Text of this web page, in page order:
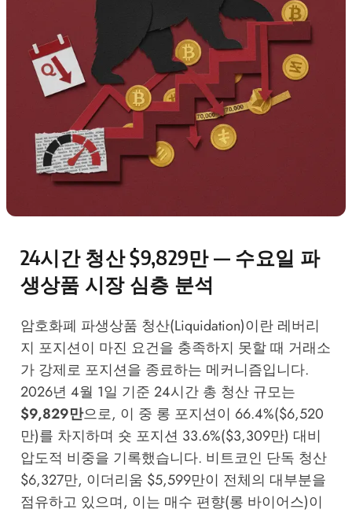
24시간 청산 $9,829만 — 수요일 파
생상품 시장 심층 분석
암호화폐 파생상품 청산(Liquidation)이란 레버리
지 포지션이 마진 요건을 충족하지 못할 때 거래소
가 강제로 포지션을 종료하는 메커니즘입니다.
2026년 4월 1일 기준 24시간 총 청산 규모는
$9,829만으로, 이 중 롱 포지션이 66.4%($6,520
만)를 차지하며 숏 포지션 33.6%($3,309만) 대비
압도적 비중을 기록했습니다. 비트코인 단독 청산
$6,327만, 이더리움 $5,599만이 전체의 대부분을
점유하고 있으며, 이는 매수 편향(롱 바이어스)이